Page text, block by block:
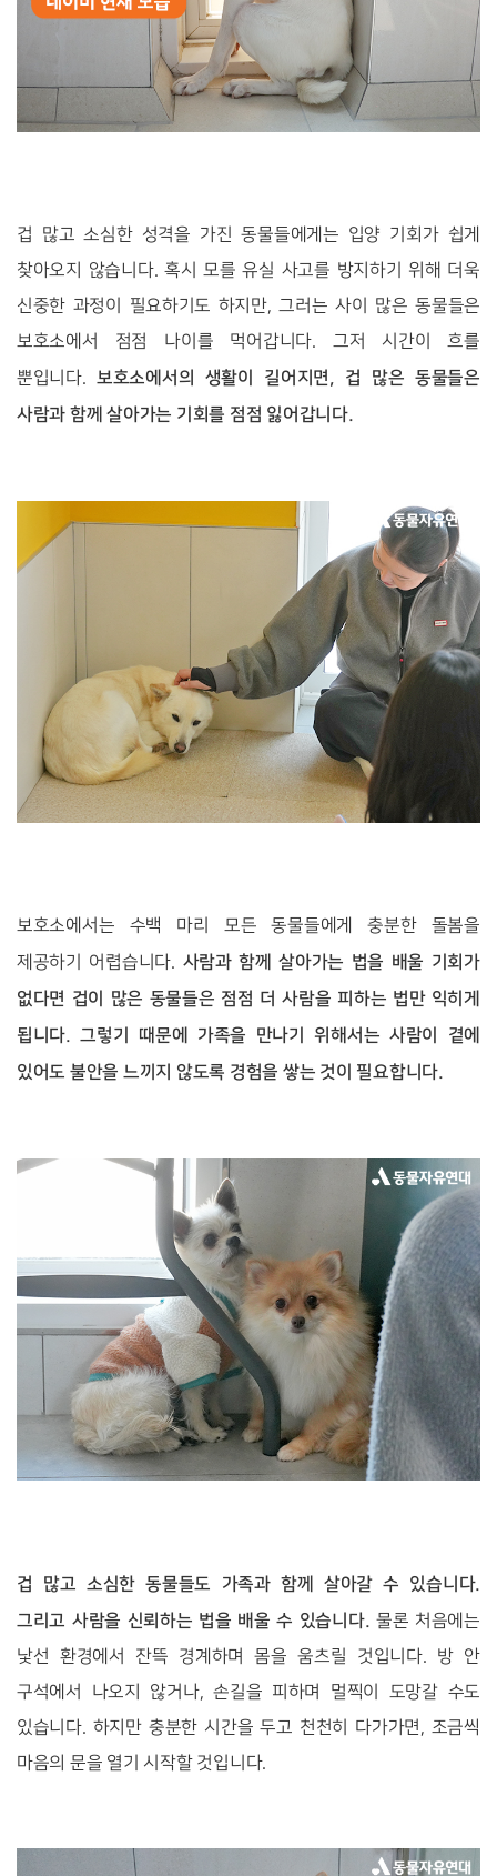
겁 많고 소심한 성격을 가진 동물들에게는 입양 기회가 쉽게
찾아오지 않습니다. 혹시 모를 유실 사고를 방지하기 위해 더욱
신중한 과정이 필요하기도 하지만, 그러는 사이 많은 동물들은
보호소에서 점점 나이를 먹어갑니다. 그저 시간이 흐를
뿐입니다.
보호소에서의 생활이 길어지면, 겁 많은 동물들은
사람과 함께 살아가는 기회를 점점 잃어갑니다.
보호소에서는 수백 마리 모든 동물들에게 충분한 돌봄을
제공하기 어렵습니다. 사람과 함께 살아가는 법을 배울 기회가
없다면 겁이 많은 동물들은 점점 더 사람을 피하는 법만 익히게
됩니다. 그렇기 때문에 가족을 만나기 위해서는 사람이 곁에
있어도 불안을 느끼지 않도록 경험을 쌓는 것이 필요합니다.
겁 많고 소심한 동물들도 가족과 함께 살아갈 수 있습니다.
그리고 사람을 신뢰하는 법을 배울 수 있습니다. 물론 처음에는
낯선 환경에서 잔뜩 경계하며 몸을 움츠릴 것입니다. 방 안
구석에서 나오지 않거나, 손길을 피하며 멀찍이 도망갈 수도
있습니다. 하지만 충분한 시간을 두고 천천히 다가가면, 조금씩
마음의 문을 열기 시작할 것입니다.